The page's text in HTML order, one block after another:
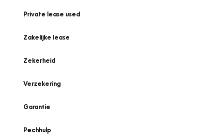
Private lease used
Zakelijke lease
Zekerheid
Verzekering
Garantie
Pechhulp